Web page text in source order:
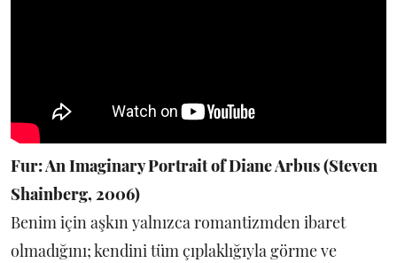
Fur: An Imaginary Portrait of Diane Arbus (Steven
Shainberg, 2006)
Benim için aşkın yalnızca romantizmden ibaret
olmadığını; kendini tüm çıplaklığıyla görme ve